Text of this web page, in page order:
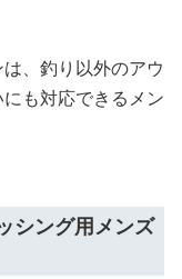
、釣り以外のアウ
も対応できるメン
シング用メンズ